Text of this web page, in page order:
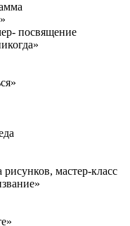
посвящение
мастер-класс